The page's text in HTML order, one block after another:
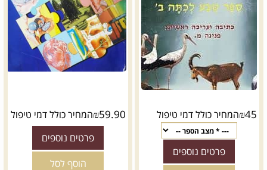
₪45 המחיר כולל דמי טיפול
פרטים נוספים
₪59.90 המחיר כולל דמי טיפול
פרטים נוספים
הוסף לסל